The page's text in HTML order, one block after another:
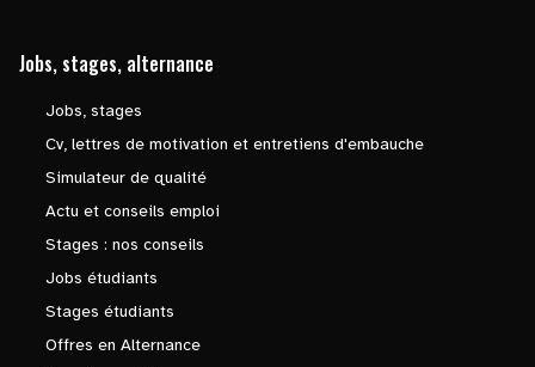
Jobs, stages, alternance
Jobs, stages
Cv, lettres de motivation et entretiens d'embauche
Simulateur de qualité
Actu et conseils emploi
Stages : nos conseils
Jobs étudiants
Stages étudiants
Offres en Alternance